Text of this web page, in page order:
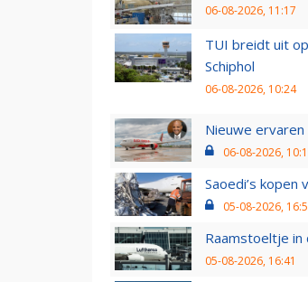
06-08-2026, 11:17
TUI breidt uit
Schiphol
06-08-2026, 10:24
Nieuwe
06-08-2026,
Saoedi’s
05-08-2026,
Raamstoeltje in
05-08-2026, 16:41